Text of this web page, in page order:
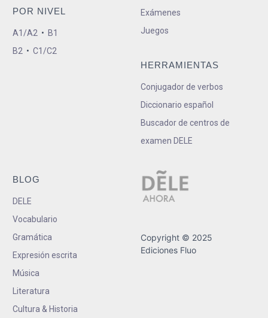
POR NIVEL
A1/A2 • B1
B2 • C1/C2
Exámenes
Juegos
HERRAMIENTAS
Conjugador de verbos
Diccionario español
Buscador de centros de
examen DELE
BLOG
DELE
Vocabulario
Gramática
Expresión escrita
Música
Literatura
Cultura & Historia
Copyright © 2025
Ediciones Fluo